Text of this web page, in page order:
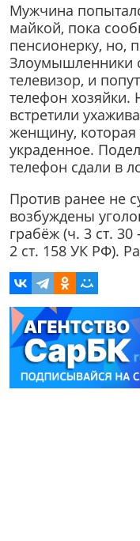
Мужчина
майкой, пока
пенсионерку, но,
Злоумышленники
телевизор, и
телефон хозяйки.
встретили
женщину, которая
украденное.
телефон сдали в
Против ранее не
возбуждены
грабёж (ч. 3 ст.
2 ст. 158 УК РФ).